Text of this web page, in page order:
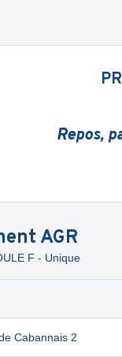
Repos,
AGR
F - Unique
Cabannais 2